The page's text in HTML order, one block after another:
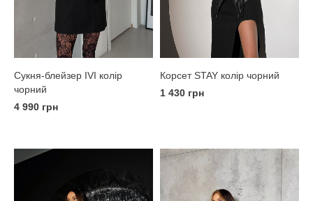
Сукня-блейзер IVI колір
чорний
4 990 грн
Корсет STAY колір чорний
1 430 грн